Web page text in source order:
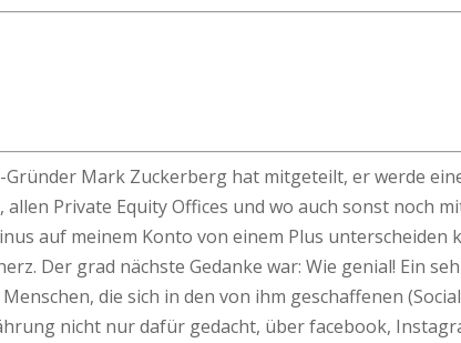
Gründer Mark Zuckerberg hat mitgeteilt, er werde
Private Equity Offices und wo auch sonst noch
auf meinem Konto von einem Plus
Der grad nächste Gedanke war: Wie genial! Ein
die sich in den von ihm geschaffenen
nicht nur dafür gedacht, über facebook,